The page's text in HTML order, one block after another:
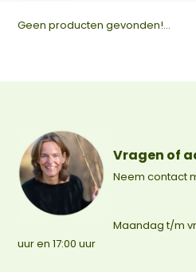
Geen producten gevonden!...
Vragen of
Neem contact
Maandag t/m
uur en 17:00 uur